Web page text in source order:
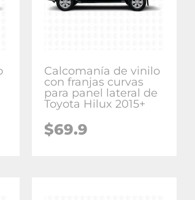
Calcomanía de vinilo
con franjas curvas
para panel lateral de
Toyota Hilux 2015+
$69.9